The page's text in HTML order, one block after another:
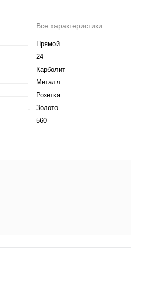
Все характеристики
Прямой
24
Карболит
Металл
Розетка
Золото
560